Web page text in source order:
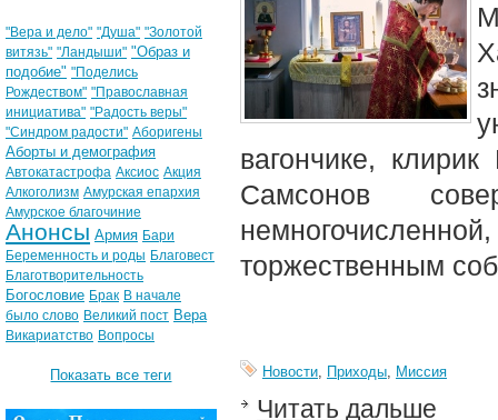
вагончике,
Самсонов
торжественным
Новости, Приходы, Миссия
Читать дальше
"Вера и дело" "Душа" "Золотой
витязь" "Ландыши" "Образ и
подобие" "Поделись
Рождеством" "Православная
инициатива" "Радость веры"
"Синдром радости" Аборигены
Аборты и демография
Автокатастрофа Аксиос Акция
Алкоголизм Амурская епархия
Амурское благочиние
Анонсы Армия Бари
Беременность и роды Благовест
Благотворительность
Богословие Брак В начале
было слово Великий пост Вера
Викариатство Вопросы
Показать все теги